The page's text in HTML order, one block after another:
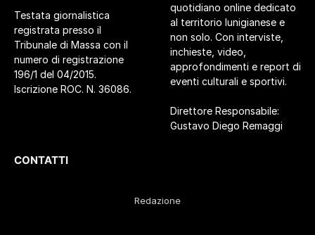
Testata giornalistica
registrata presso il
Tribunale di Massa con il
numero di registrazione
196/1 del 04/2015.
Iscrizione ROC. N. 36086.
quotidiano online dedicato
al territorio lunigianese e
non solo. Con interviste,
inchieste, video,
approfondimenti e report di
eventi culturali e sportivi.
Direttore Responsabile:
Gustavo Diego Remaggi
CONTATTI
Redazione